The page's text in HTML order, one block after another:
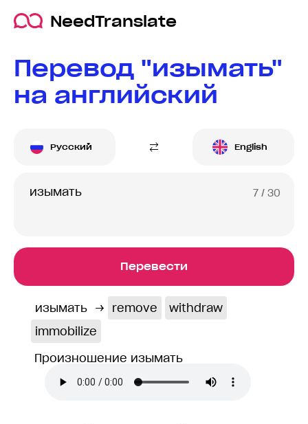
NeedTranslate
Перевод "изымать"
на английский
Русский English
7 / 30
Перевести
изымать → remove
withdraw
immobilize
Произношение изымать